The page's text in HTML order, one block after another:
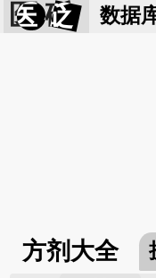
医 砭 数据
方剂大全